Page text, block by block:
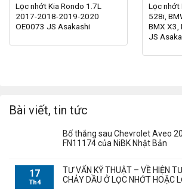
Lọc nhớt Kia Rondo 1.7L
2017-2018-2019-2020
OE0073 JS Asakashi
Lọc nhớt
528i,
BMX X3,
JS
Bài viết, tin tức
Bố thắng sau Chevrolet Aveo
FN11174 của NiBK Nhật Bản
17
Th4
TƯ VẤN KỸ THUẬT – VỀ HIỆN
CHẢY DẦU Ở LỌC NHỚT HOẶC